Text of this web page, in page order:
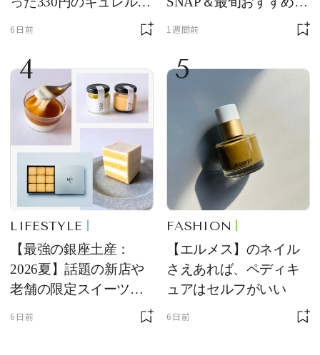
6日前 1週間前
4
LIFESTYLE
【最強の銀座土産：
2026夏】話題の新店や
老舗の限定スイーツを
ゲット【＃SPURおやつ
6日前
5
FASHION
【エルメス】のネイル
さえあれば、ペディキ
ュアはセルフがいい
6日前